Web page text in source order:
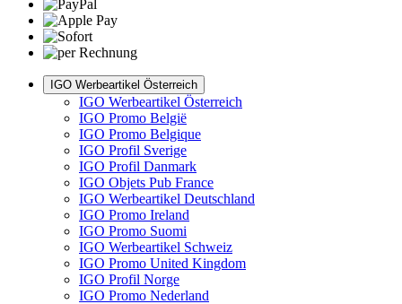
IGO Werbeartikel Österreich
IGO Werbeartikel Österreich
IGO Promo België
IGO Promo Belgique
IGO Profil Sverige
IGO Profil Danmark
IGO Objets Pub France
IGO Werbeartikel Deutschland
IGO Promo Ireland
IGO Promo Suomi
IGO Werbeartikel Schweiz
IGO Promo United Kingdom
IGO Profil Norge
IGO Promo Nederland